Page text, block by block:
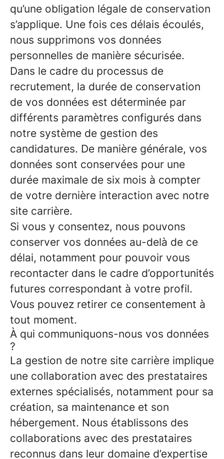
qu’une obligation légale de conservation
s’applique. Une fois ces délais écoulés,
nous supprimons vos données
personnelles de manière sécurisée.
Dans le cadre du processus de
recrutement, la durée de conservation
de vos données est déterminée par
différents paramètres configurés dans
notre système de gestion des
candidatures. De manière générale, vos
données sont conservées pour une
durée maximale de six mois à compter
de votre dernière interaction avec notre
site carrière.
Si vous y consentez, nous pouvons
conserver vos données au-delà de ce
délai, notamment pour pouvoir vous
recontacter dans le cadre d’opportunités
futures correspondant à votre profil.
Vous pouvez retirer ce consentement à
tout moment.
À qui communiquons-nous vos données
?
La gestion de notre site carrière implique
une collaboration avec des prestataires
externes spécialisés, notamment pour sa
création, sa maintenance et son
hébergement. Nous établissons des
collaborations avec des prestataires
reconnus dans leur domaine d’expertise